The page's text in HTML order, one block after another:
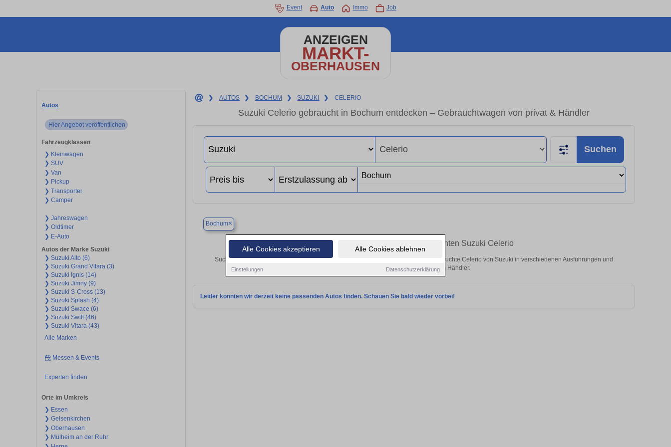
Alle Cookies akzeptieren Alle Cookies ablehnen
Einstellungen Datenschutzerklärung
Event Auto Immo Job
ANZEIGEN
MARKT-
OBERHAUSEN
Autos
Hier Angebot veröffentlichen
Fahrzeugklassen
❯ Kleinwagen
❯ SUV
❯ Van
❯ Pickup
❯ Transporter
❯ Camper
❯ Jahreswagen
❯ Oldtimer
❯ E-Auto
Autos der Marke Suzuki
❯ Suzuki Alto (6)
❯ Suzuki Grand Vitara (3)
❯ Suzuki Ignis (14)
❯ Suzuki Jimny (9)
❯ Suzuki S-Cross (13)
❯ Suzuki Splash (4)
❯ Suzuki Swace (6)
❯ Suzuki Swift (46)
❯ Suzuki Vitara (43)
Alle Marken
Messen & Events
Experten finden
Orte im Umkreis
❯ Essen
❯ Gelsenkirchen
❯ Oberhausen
❯ Mülheim an der Ruhr
❯ AUTOS ❯ BOCHUM ❯ SUZUKI ❯ CELERIO
Suzuki Celerio gebraucht in Bochum entdecken – Gebrauchtwagen von privat & Händler
Suchen
Bochum×
Finden Sie in Bochum Ihren gebrauchten Suzuki Celerio
Suchen Sie in Bochum einen Suzuki Celerio Gebrauchtwagen? Entdecken Sie gebrauchte Celerio von Suzuki in verschiedenen Ausführungen und
Preisklassen von privat und vom Händler.
Leider konnten wir derzeit keine passenden Autos finden. Schauen Sie bald wieder vorbei!